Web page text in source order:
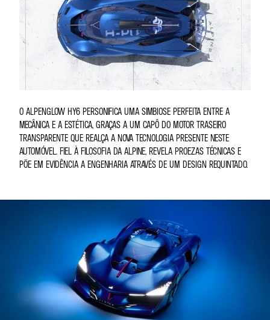
O ALPENGLOW HY6 PERSONIFICA UMA SIMBIOSE PERFEITA ENTRE A
MECÂNICA E A ESTÉTICA, GRAÇAS A UM CAPÔ DO MOTOR TRASEIRO
TRANSPARENTE QUE REALÇA A NOVA TECNOLOGIA PRESENTE NESTE
AUTOMÓVEL. FIEL À FILOSOFIA DA ALPINE, REVELA PROEZAS TÉCNICAS E
PÕE EM EVIDÊNCIA A ENGENHARIA ATRAVÉS DE UM DESIGN REQUINTADO.